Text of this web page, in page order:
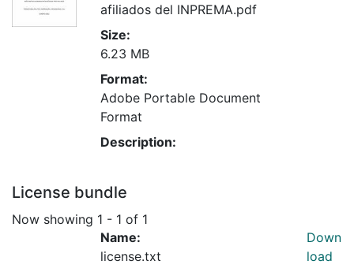
afiliados del INPREMA.pdf
Size:
6.23 MB
Format:
Adobe Portable Document
Format
Description:
License bundle
Now showing 1 - 1 of 1
Name:
license.txt
Down
load